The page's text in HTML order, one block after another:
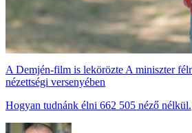
A Demjén-film is lekörözte A miniszter
nézettségi versenyében
Hogyan tudnánk élni 662 505 néző nélkül.